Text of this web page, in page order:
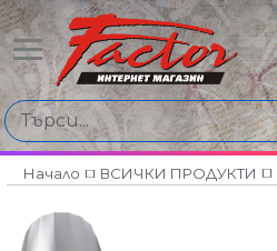
Начало ВСИЧКИ ПРОДУКТИ